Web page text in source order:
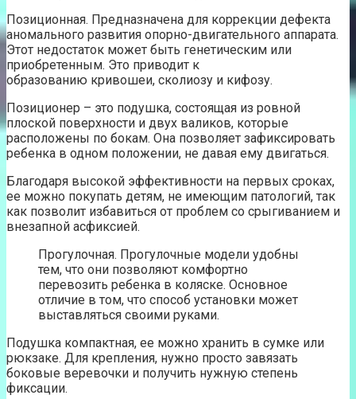
Позиционная. Предназначена для коррекции дефекта
аномального развития опорно-двигательного аппарата.
Этот недостаток может быть генетическим или
приобретенным. Это приводит к
образованию кривошеи, сколиозу и кифозу.
Позиционер – это подушка, состоящая из ровной
плоской поверхности и двух валиков, которые
расположены по бокам. Она позволяет зафиксировать
ребенка в одном положении, не давая ему двигаться.
Благодаря высокой эффективности на первых сроках,
ее можно покупать детям, не имеющим патологий, так
как позволит избавиться от проблем со срыгиванием и
внезапной асфиксией.
Прогулочная. Прогулочные модели удобны
тем, что они позволяют комфортно
перевозить ребенка в коляске. Основное
отличие в том, что способ установки может
выставляться своими руками.
Подушка компактная, ее можно хранить в сумке или
рюкзаке. Для крепления, нужно просто завязать
боковые веревочки и получить нужную степень
фиксации.